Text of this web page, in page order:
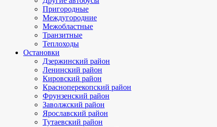
Пригородные
Междугородние
Межобластные
Транзитные
Теплоходы
Остановки
Дзержинский район
Ленинский район
Кировский район
Красноперекопский район
Фрунзенский район
Заволжский район
Ярославский район
Тутаевский район